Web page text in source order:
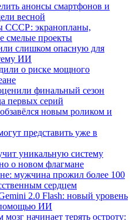
анонсы смартфонов и
весной
СССР: экранопланы,
смелые проекты
слишком опасную для
ИИ
о риске мощного
финальный сезон
первых серий
новым роликом и
представить уже в
уникальную систему
о новом флагмане
мужчина прожил более 100
сердцем
2.0 Flash: новый уровень
помощью ИИ
мозг начинает терять остроту: